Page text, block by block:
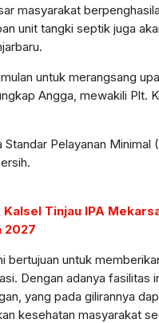
masyarakat
unit tangki septik juga
untuk merangsang
Angga, mewakili Plt.
Pelayanan Minimal
Kalsel Tinjau IPA
2027
bertujuan untuk
Dengan adanya fasilitas
yang pada gilirannya
kesehatan masyarakat